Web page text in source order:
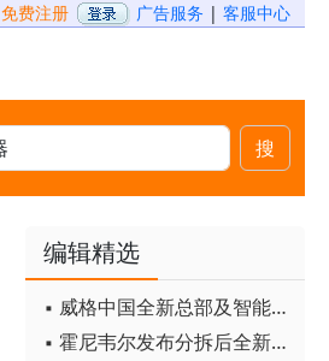
免费注册 广告服务 | 客服中心
搜
编辑精选
▪ 威格中国全新总部及智能工厂启用
▪ 霍尼韦尔发布分拆后全新品牌：霍尼韦尔科技与霍尼韦尔航空航天